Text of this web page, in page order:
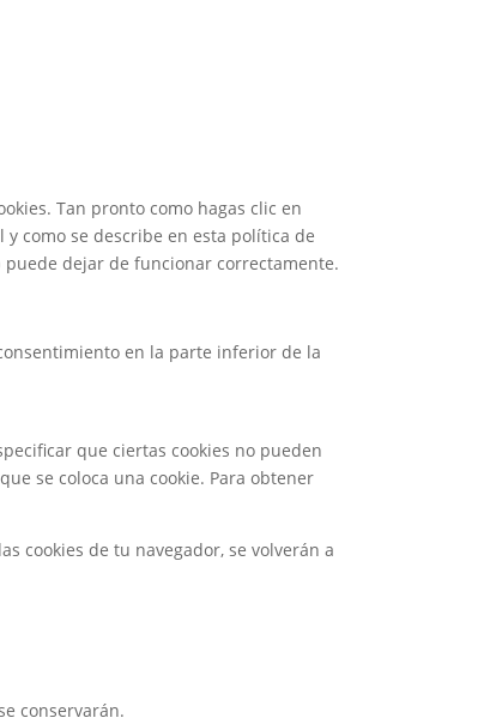
Tan pronto como hagas clic en
como se describe en esta política de
puede dejar de funcionar correctamente.
en la parte inferior de la
que ciertas cookies no pueden
se coloca una cookie. Para obtener
cookies de tu navegador, se volverán a
conservarán.